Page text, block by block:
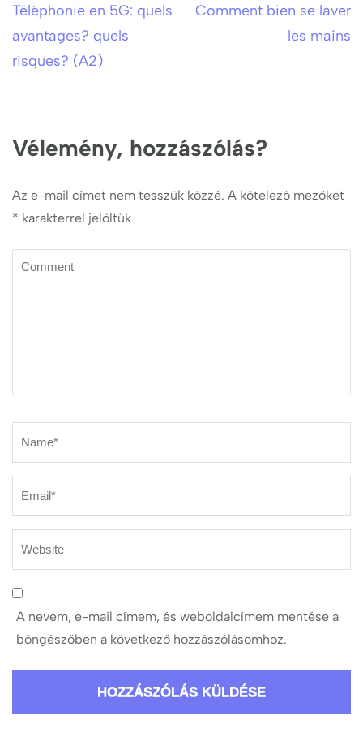
Bejegyzés
navigáció
Téléphonie en 5G: quels
avantages? quels
risques? (A2)
Comment bien se laver
les mains
Vélemény, hozzászólás?
Az e-mail címet nem tesszük közzé. A kötelező mezőket
* karakterrel jelöltük
Comment
A nevem, e-mail címem, és weboldalcímem mentése a
böngészőben a következő hozzászólásomhoz.